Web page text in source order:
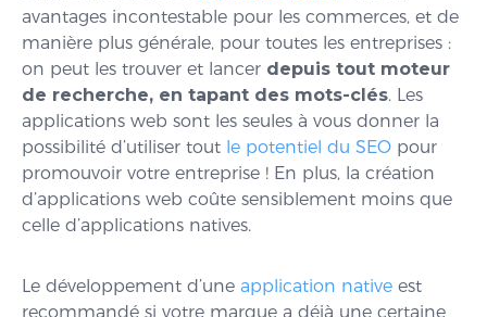
avantages incontestable pour les commerces, et de
manière plus générale, pour toutes les entreprises :
on peut les trouver et lancer depuis tout moteur
de recherche, en tapant des mots-clés. Les
applications web sont les seules à vous donner la
possibilité d’utiliser tout le potentiel du SEO pour
promouvoir votre entreprise ! En plus, la création
d’applications web coûte sensiblement moins que
celle d’applications natives.
Le développement d’une application native est
recommandé si votre marque a déjà une certaine